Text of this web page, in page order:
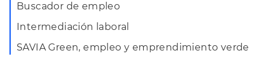
Buscador de empleo
Intermediación laboral
SAVIA Green, empleo y emprendimiento verde